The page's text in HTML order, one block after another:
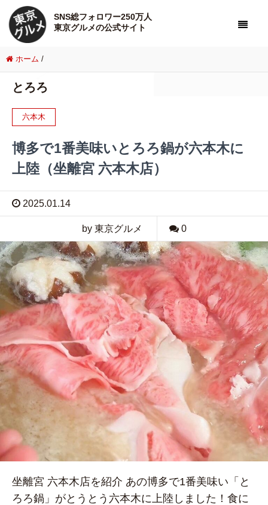
SNS総フォロワー250万人
東京グルメの公式サイト
ホーム /
とろろ
六本木
博多で1番美味いとろろ鍋が六本木に
上陸（坐離宮 六本木店）
2025.01.14
by 東京グルメ 0
坐離宮 六本木店を紹介 あの博多で1番美味い「と
ろろ鍋」がとうとう六本木に上陸しました！食に